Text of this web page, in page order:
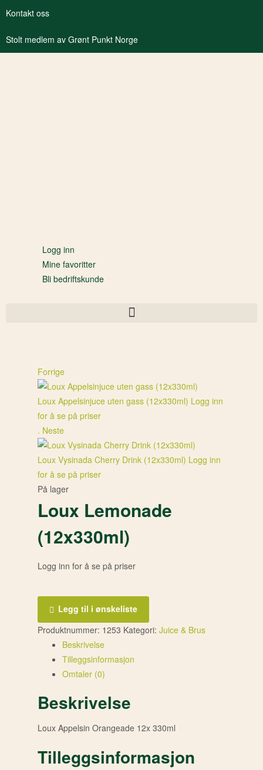
Kontakt oss
Stolt medlem av Grønt Punkt Norge
Logg inn
Mine favoritter
Bli bedriftskunde
Forrige
Loux Appelsinjuce uten gass (12x330ml) Logg inn
for å se på priser
. Neste
Loux Vysinada Cherry Drink (12x330ml) Logg inn
for å se på priser
På lager
Loux Lemonade
(12x330ml)
Logg inn for å se på priser
Legg til i ønskeliste
Produktnummer: 1253 Kategori: Juice & Brus
Beskrivelse
Tilleggsinformasjon
Omtaler (0)
Beskrivelse
Loux Appelsin Orangeade 12x 330ml
Tilleggsinformasjon